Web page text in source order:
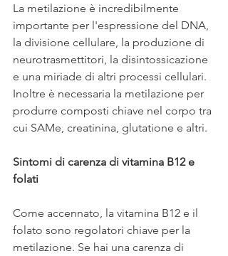
La metilazione è incredibilmente
importante per l'espressione del DNA,
la divisione cellulare, la produzione di
neurotrasmettitori, la disintossicazione
e una miriade di altri processi cellulari.
Inoltre è necessaria la metilazione per
produrre composti chiave nel corpo tra
cui SAMe, creatinina, glutatione e altri.
Sintomi di carenza di vitamina B12 e
folati
Come accennato, la vitamina B12 e il
folato sono regolatori chiave per la
metilazione. Se hai una carenza di